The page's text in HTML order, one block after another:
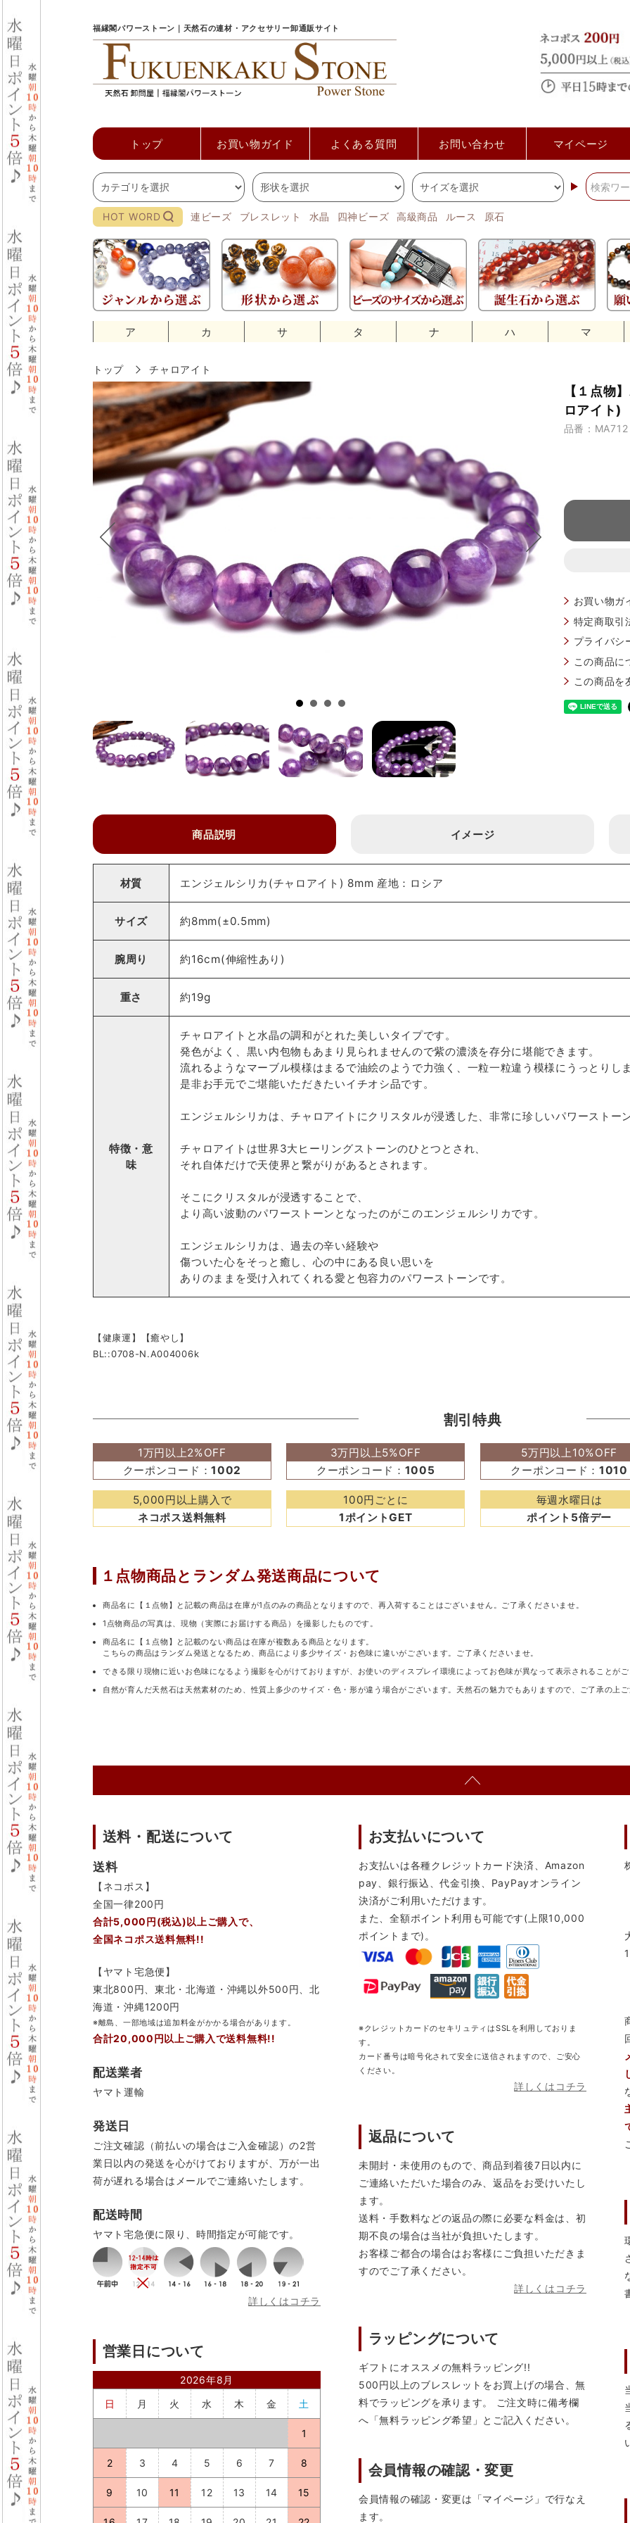
福縁閣パワーストーン｜天然石の連材・アクセサリー卸通販サイト
トップ お買い物ガイド よくある質問 お問い合わせ マイページ
HOT WORD 連ビーズ ブレスレット 水晶 四神ビーズ 高級商品 ルース 原石
ア カ サ タ ナ ハ マ
トップ チャロアイト
【１点物
ロアイト
品番：MA712
お買い物ガ
特定商取引
プライバシ
この商品に
この商品を
商品説明 イメージ
材質 エンジェルシリカ(チャロアイト) 8mm 産地：ロシア
サイズ 約8mm(±0.5mm)
腕周り 約16cm(伸縮性あり)
重さ 約19g
特徴・意
味
チャロアイトと水晶の調和がとれた美しいタイプです。
発色がよく、黒い内包物もあまり見られませんので紫の濃淡を存分に堪能できます。
流れるようなマーブル模様はまるで油絵のようで力強く、一粒一粒違う模様にうっとりしま
是非お手元でご堪能いただきたいイチオシ品です。
エンジェルシリカは、チャロアイトにクリスタルが浸透した、非常に珍しいパワーストーン
チャロアイトは世界3大ヒーリングストーンのひとつとされ、
それ自体だけで天使界と繋がりがあるとされます。
そこにクリスタルが浸透することで、
より高い波動のパワーストーンとなったのがこのエンジェルシリカです。
エンジェルシリカは、過去の辛い経験や
傷ついた心をそっと癒し、心の中にある良い思いを
ありのままを受け入れてくれる愛と包容力のパワーストーンです。
【健康運】【癒やし】
BL::0708-N.A004006k
割引特典
1万円以上2%OFF
クーポンコード：1002
3万円以上5%OFF
クーポンコード： 1005
5万円以上10%OFF
クーポンコード：1010
5,000円以上購入で
ネコポス送料無料
100円ごとに
1ポイントGET
毎週水曜日は
ポイント5倍デー
１点物商品と ランダム発送商品について
商品名に【１点物】と記載の商品は在庫が1点のみの商品となりますので、再入荷することはございません。ご了承くださいませ。
1点物商品の写真は、現物（実際にお届けする商品）を撮影したものです。
商品名に【１点物】と記載のない商品は在庫が複数ある商品となります。
こちらの商品はランダム発送となるため、商品により多少サイズ・お色味に違いがございます。ご了承くださいませ。
できる限り現物に近いお色味になるよう撮影を心がけておりますが、お使いのディスプレイ環境によってお色味が異なって表示されることがご
自然が育んだ天然石は天然素材のため、性質上多少のサイズ・色・形が違う場合がございます。天然石の魅力でもありますので、ご了承の上
送料・配送について
送料
【ネコポス】
全国一律200円
合計5,000円(税込)以上ご購入で、
全国ネコポス送料無料!!
【ヤマト宅急便】
東北800円、東北・北海道・沖縄以外500円、北
海道・沖縄1200円
※離島、一部地域は追加料金がかかる場合があります。
合計20,000円以上ご購入で送料無料!!
配送業者
ヤマト運輸
発送日
ご注文確認（前払いの場合はご入金確認）の2営
業日以内の発送を心がけておりますが、万が一出
荷が遅れる場合はメールでご連絡いたします。
配送時間
ヤマト宅急便に限り、時間指定が可能です。
詳しくはコチラ
営業日について
2026年8月
日
月 火 水 木 金 土
1
2 3 4 5 6 7 8
9 10 11 12 13 14 15
お支払いについて
お支払いは各種クレジットカード決済、Amazon
pay、銀行振込、代金引換、PayPayオンライン
決済がご利用いただけます。
また、全額ポイント利用も可能です(上限10,000
ポイントまで)。
※クレジットカードのセキリュティはSSLを利用しておりま
す。
カード番号は暗号化されて安全に送信されますので、ご安心
ください。
詳しくはコチラ
返品について
未開封・未使用のもので、商品到着後7日以内に
ご連絡いただいた場合のみ、返品をお受けいたし
ます。
送料・手数料などの返品の際に必要な料金は、初
期不良の場合は当社が負担いたします。
お客様ご都合の場合はお客様にご負担いただきま
すのでご了承ください。
詳しくはコチラ
ラッピングについて
ギフトにオススメの無料ラッピング!!
500円以上のブレスレットをお買上げの場合、無
料でラッピングを承ります。 ご注文時に備考欄
へ「無料ラッピング希望」とご記入ください。
会員情報の確認・変更
会員情報の確認・変更は「マイページ」で行なえ
ます。